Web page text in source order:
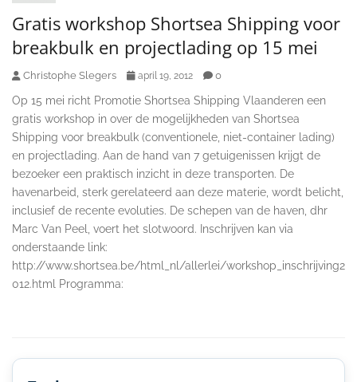
Gratis workshop Shortsea Shipping voor
breakbulk en projectlading op 15 mei
Christophe Slegers april 19, 2012 0
Op 15 mei richt Promotie Shortsea Shipping Vlaanderen een
gratis workshop in over de mogelijkheden van Shortsea
Shipping voor breakbulk (conventionele, niet-container lading)
en projectlading. Aan de hand van 7 getuigenissen krijgt de
bezoeker een praktisch inzicht in deze transporten. De
havenarbeid, sterk gerelateerd aan deze materie, wordt belicht,
inclusief de recente evoluties. De schepen van de haven, dhr
Marc Van Peel, voert het slotwoord. Inschrijven kan via
onderstaande link:
http://www.shortsea.be/html_nl/allerlei/workshop_inschrijving2
012.html Programma:
Secondary